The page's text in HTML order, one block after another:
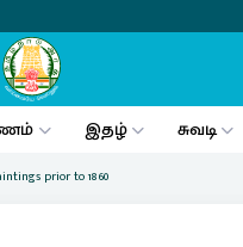
இதழ் சுவடி
prior to 1860